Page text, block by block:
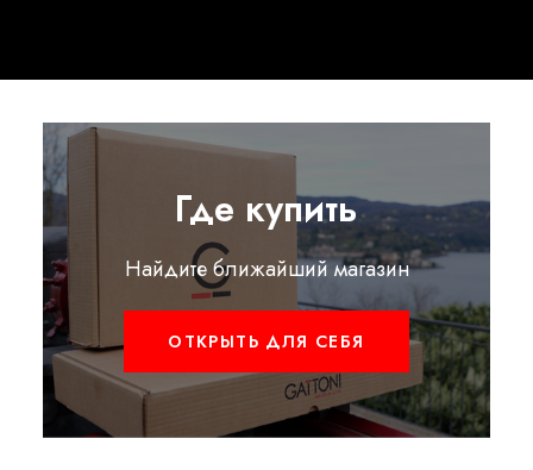
Где купить
Найдите ближайший магазин
ОТКРЫТЬ ДЛЯ СЕБЯ